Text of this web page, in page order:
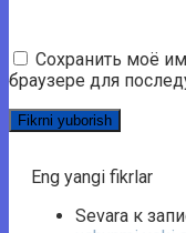
Сохранить моё
браузере для
Eng yangi fikrlar
Sevara к